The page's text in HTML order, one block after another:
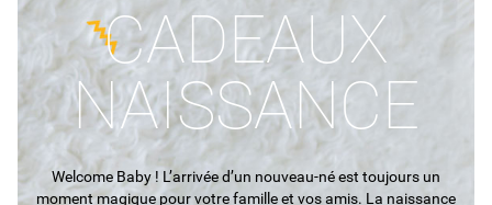
CADEAUX
NAISSANCE
Welcome Baby ! L’arrivée d’un nouveau-né est toujours un
moment magique pour votre famille et vos amis. La naissance